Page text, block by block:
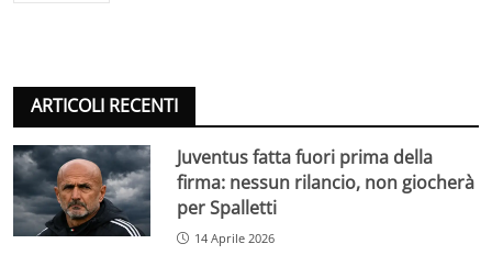
ARTICOLI RECENTI
Juventus fatta fuori prima della
firma: nessun rilancio, non giocherà
per Spalletti
14 Aprile 2026